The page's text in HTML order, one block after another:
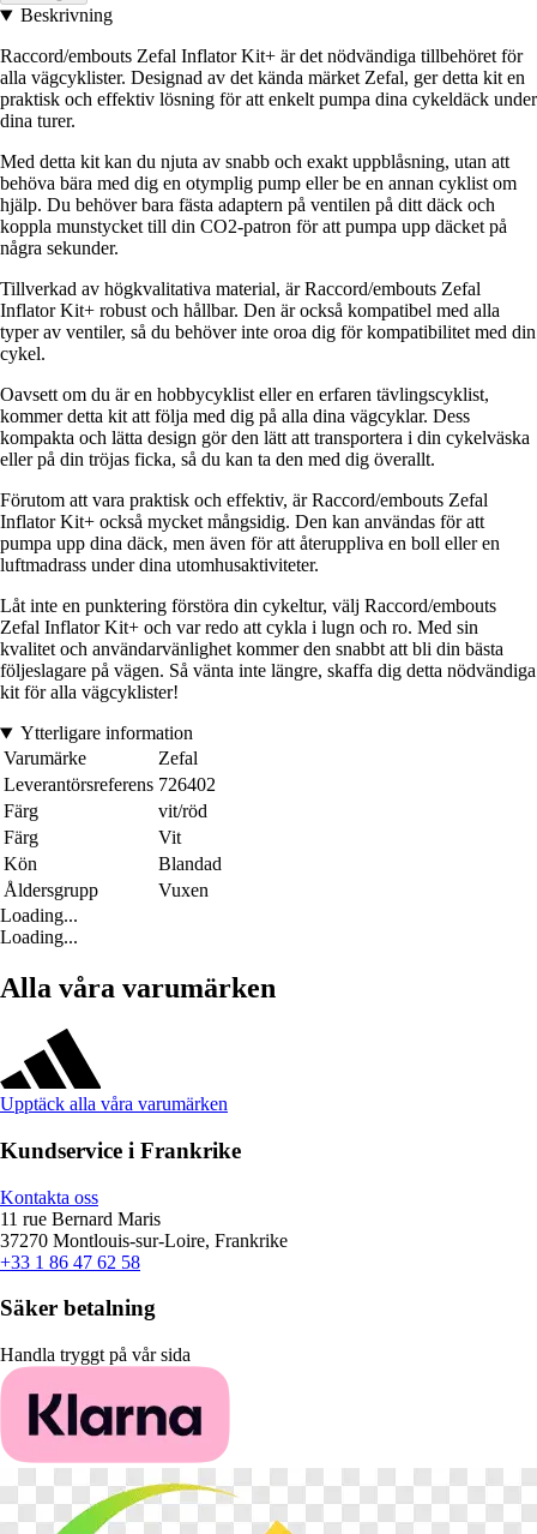
Beskrivning
Raccord/embouts Zefal Inflator Kit+ är det nödvändiga tillbehöret för
alla vägcyklister. Designad av det kända märket Zefal, ger detta kit en
praktisk och effektiv lösning för att enkelt pumpa dina cykeldäck under
dina turer.
Med detta kit kan du njuta av snabb och exakt uppblåsning, utan att
behöva bära med dig en otymplig pump eller be en annan cyklist om
hjälp. Du behöver bara fästa adaptern på ventilen på ditt däck och
koppla munstycket till din CO2-patron för att pumpa upp däcket på
några sekunder.
Tillverkad av högkvalitativa material, är Raccord/embouts Zefal
Inflator Kit+ robust och hållbar. Den är också kompatibel med alla
typer av ventiler, så du behöver inte oroa dig för kompatibilitet med din
cykel.
Oavsett om du är en hobbycyklist eller en erfaren tävlingscyklist,
kommer detta kit att följa med dig på alla dina vägcyklar. Dess
kompakta och lätta design gör den lätt att transportera i din cykelväska
eller på din tröjas ficka, så du kan ta den med dig överallt.
Förutom att vara praktisk och effektiv, är Raccord/embouts Zefal
Inflator Kit+ också mycket mångsidig. Den kan användas för att
pumpa upp dina däck, men även för att återuppliva en boll eller en
luftmadrass under dina utomhusaktiviteter.
Låt inte en punktering förstöra din cykeltur, välj Raccord/embouts
Zefal Inflator Kit+ och var redo att cykla i lugn och ro. Med sin
kvalitet och användarvänlighet kommer den snabbt att bli din bästa
följeslagare på vägen. Så vänta inte längre, skaffa dig detta nödvändiga
kit för alla vägcyklister!
Ytterligare information
Varumärke
Zefal
Leverantörsreferens 726402
Färg
vit/röd
Färg
Vit
Kön
Blandad
Åldersgrupp
Vuxen
Loading...
Loading...
Alla våra varumärken
Upptäck alla våra varumärken
Kundservice i Frankrike
Kontakta oss
11 rue Bernard Maris
37270 Montlouis-sur-Loire, Frankrike
+33 1 86 47 62 58
Säker betalning
Handla tryggt på vår sida